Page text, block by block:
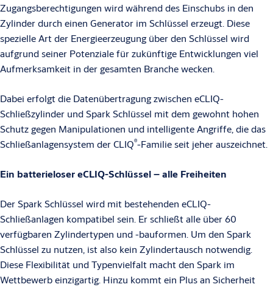
Zugangsberechtigungen wird während des Einschubs in den
Zylinder durch einen Generator im Schlüssel erzeugt. Diese
spezielle Art der Energieerzeugung über den Schlüssel wird
aufgrund seiner Potenziale für zukünftige Entwicklungen viel
Aufmerksamkeit in der gesamten Branche wecken.
Dabei erfolgt die Datenübertragung zwischen eCLIQ-
Schließzylinder und Spark Schlüssel mit dem gewohnt hohen
Schutz gegen Manipulationen und intelligente Angriffe, die das
Schließanlagensystem der CLIQ®-Familie seit jeher auszeichnet.
Ein batterieloser eCLIQ-Schlüssel – alle Freiheiten
Der Spark Schlüssel wird mit bestehenden eCLIQ-
Schließanlagen kompatibel sein. Er schließt alle über 60
verfügbaren Zylindertypen und -bauformen. Um den Spark
Schlüssel zu nutzen, ist also kein Zylindertausch notwendig.
Diese Flexibilität und Typenvielfalt macht den Spark im
Wettbewerb einzigartig. Hinzu kommt ein Plus an Sicherheit